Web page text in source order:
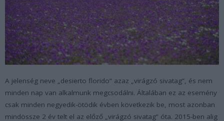
A jelenség neve „desierto florido” azaz „virágzó sivatag”, és nem
minden nap van alkalmunk megcsodálni. Általában ez az esemény
csak minden negyedik-ötödik évben következik be, most azonban
mindössze 2 év telt el az előző „virágzó sivatag” óta. 2015-ben alig